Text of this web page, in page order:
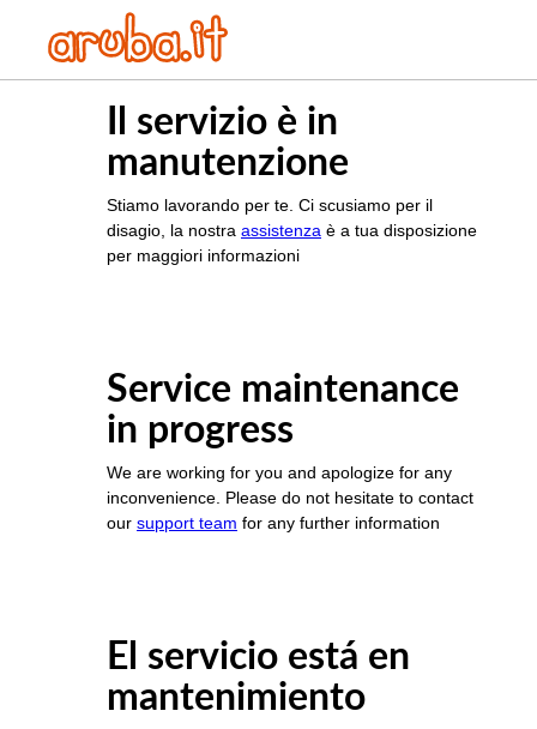
Il servizio è in
manutenzione
Stiamo lavorando per te. Ci scusiamo per il
disagio, la nostra assistenza è a tua disposizione
per maggiori informazioni
Service maintenance
in progress
We are working for you and apologize for any
inconvenience. Please do not hesitate to contact
our support team for any further information
El servicio está en
mantenimiento